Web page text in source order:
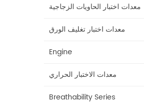
معدات اختبار الحاويات الزجاجية
معدات اختبار تغليف الورق
Engine
معدات الاختبار الحراري
Breathability Series